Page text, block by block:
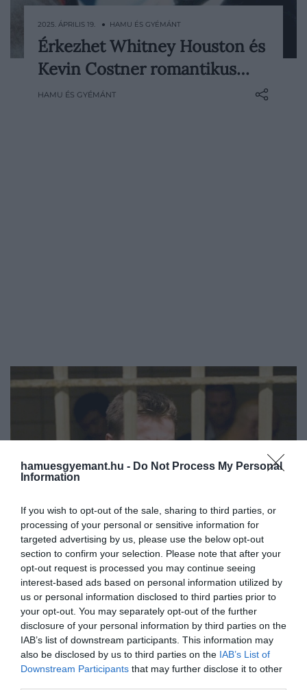
hamuesgyemant.hu - Do Not Process My Personal
Information
If you wish to opt-out of the sale, sharing to third parties, or
processing of your personal or sensitive information for
targeted advertising by us, please use the below opt-out
section to confirm your selection. Please note that after your
opt-out request is processed you may continue seeing
interest-based ads based on personal information utilized by
us or personal information disclosed to third parties prior to
your opt-out. You may separately opt-out of the further
disclosure of your personal information by third parties on the
IAB’s list of downstream participants. This information may
also be disclosed by us to third parties on the IAB’s List of
Downstream Participants that may further disclose it to other
Hamarosan elkészülhet a Warner Bros.
Több mint testőr remake-je: az 1992-es
klasszikus film új változatának a Deadline
2025. ÁPRILIS 19. ● HAMU ÉS GYÉMÁNT
Érkezhet Whitney Houston és
Kevin Costner romantikus…
HAMU ÉS GYÉMÁNT
Hollywood előszeretettel dolgozza fel újra
és újra ugyanazokat a történeteket, így
megszámlálhatatlanul sok filmből készült
2025. JANUÁR 15. ● HAMU ÉS GYÉMÁNT
4 filmfeldolgozás, ami sokkal
jobban sikerült az eredetinél